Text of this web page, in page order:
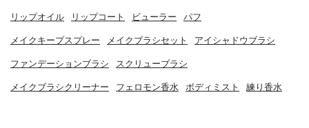
リップオイル リップコート ビューラー パフ
メイクキープスプレー メイクブラシセット アイシャドウブラシ
ファンデーションブラシ スクリューブラシ
メイクブラシクリーナー フェロモン香水 ボディミスト 練り香水